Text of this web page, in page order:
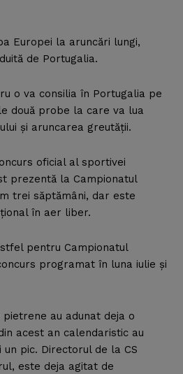
Europei la aruncări lungi,
de Portugalia.
o va consilia în Portugalia pe
două probe la care va lua
şi aruncarea greutăţii.
oficial al sportivei
prezentă la Campionatul
trei săptămâni, dar este
în aer liber.
pentru Campionatul
programat în luna iulie şi
au adunat deja o
acest an calendaristic au
pic. Directorul de la CS
este deja agitat de